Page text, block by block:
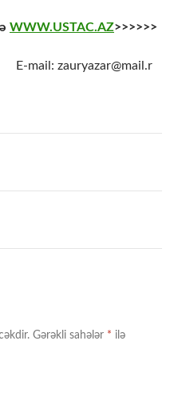
WWW.USTAC.AZ>>>>>>
E-mail: zauryazar@mail.r
Gərəkli sahələr * ilə